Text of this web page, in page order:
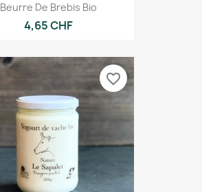
Beurre De Brebis Bio
4,65 CHF
favorite_border